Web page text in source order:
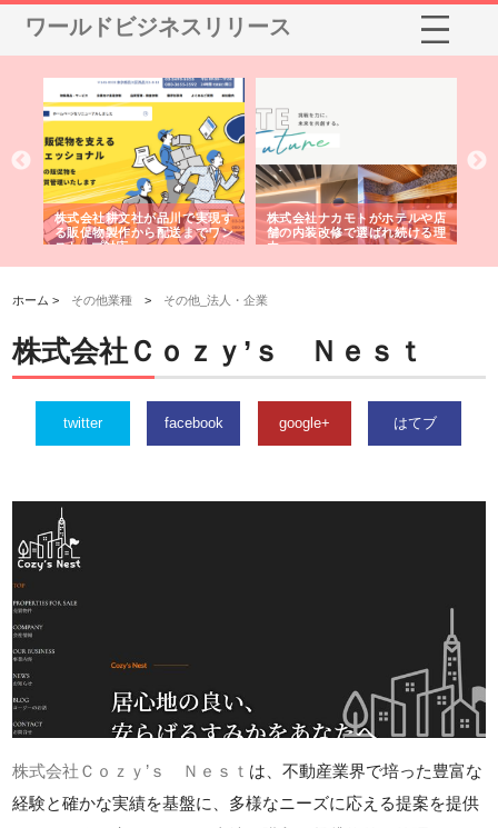
ワールドビジネスリリース
株式会社耕文社が品川で実現す
る販促物製作から配送までワン
ストップ対応
株式会社ナカモトがホテルや店
舗の内装改修で選ばれ続ける理
由
ホーム > その他業種 > その他_法人・企業
株式会社Ｃｏｚｙ’ｓ Ｎｅｓｔ
twitter facebook google+ はてブ
株式会社Ｃｏｚｙ’ｓ Ｎｅｓｔ は、不動産業界で培った豊富な
経験と確かな実績を基盤に、多様なニーズに応える提案を提供